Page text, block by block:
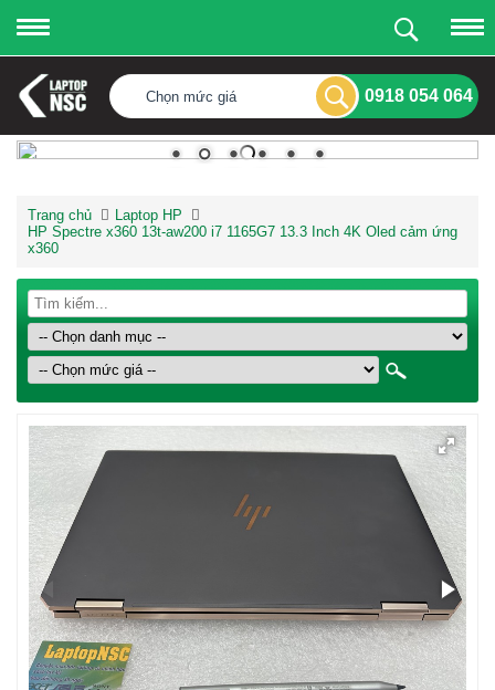
Chọn mức giá 0918 054 064
HP Spectre x360 13t-aw200 i7 1165G7 13.3 Inch 4K Oled cảm ứng
x360